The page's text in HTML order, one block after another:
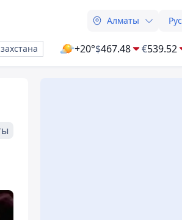
Алматы Рус
+20°$467.48 €539.52